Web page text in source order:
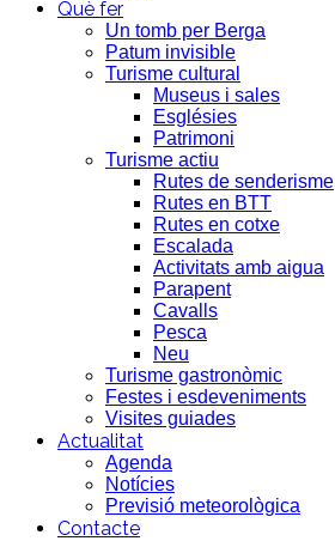
Què fer
Un tomb per Berga
Patum invisible
Turisme cultural
Museus i sales
Esglésies
Patrimoni
Turisme actiu
Rutes de senderisme
Rutes en BTT
Rutes en cotxe
Escalada
Activitats amb aigua
Parapent
Cavalls
Pesca
Neu
Turisme gastronòmic
Festes i esdeveniments
Visites guiades
Actualitat
Agenda
Notícies
Previsió meteorològica
Contacte